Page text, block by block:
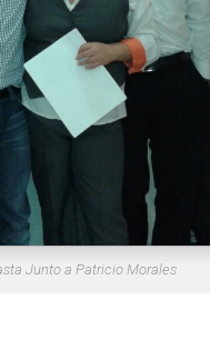
Junto a Patricio Morales